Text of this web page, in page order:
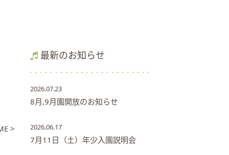
>
最新のお知らせ
2026.07.23
8月,9月園開放のお知らせ
2026.06.17
7月11日（土）年少入園説明会